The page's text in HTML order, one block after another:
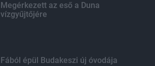
Megérkezett az eső a Duna
vízgyűjtőjére
Fából épül Budakeszi új óvodája